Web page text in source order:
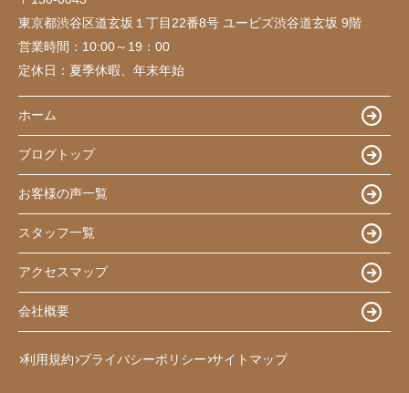
東京都渋谷区道玄坂１丁目22番8号 ユービズ渋谷道玄坂 9階
営業時間： 10:00～19：00
定休日： 夏季休暇、年末年始
ホーム
ブログトップ
お客様の声一覧
スタッフ一覧
アクセスマップ
会社概要
利用規約 プライバシーポリシー サイトマップ